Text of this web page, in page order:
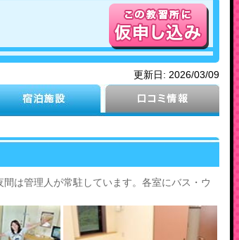
更新日: 2026/03/09
は管理人が常駐しています。各室にバス・ウ